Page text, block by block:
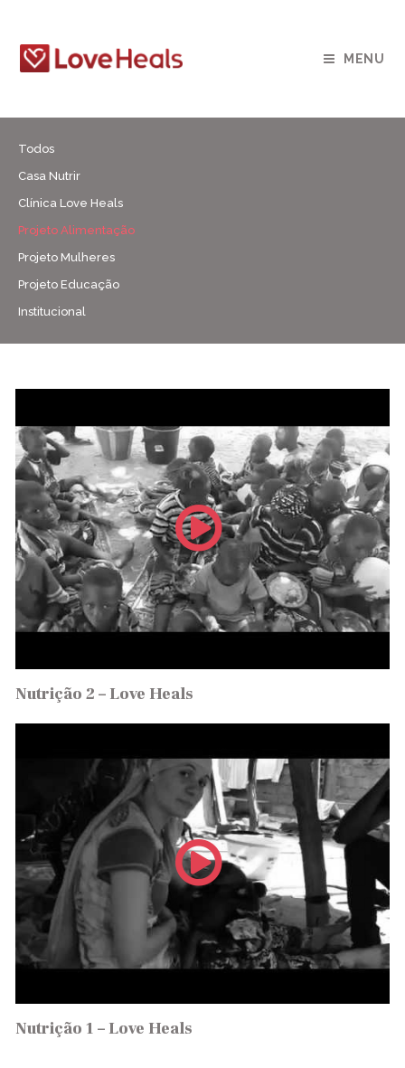
MENU
Todos
Casa Nutrir
Clínica Love Heals
Projeto Alimentação
Projeto Mulheres
Projeto Educação
Institucional
Nutrição 2 – Love Heals
Nutrição 1 – Love Heals